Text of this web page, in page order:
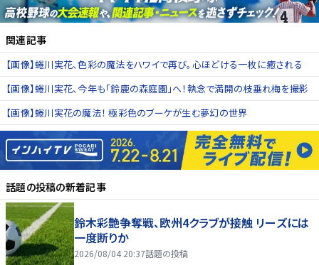
関連記事
【画像】蜷川実花、色彩の魔法をハワイで再び。心ほどける一枚に癒される
【画像】蜷川実花、今年も「鈴鹿の森庭園」へ！執念で満開の枝垂れ梅を撮影
【画像】蜷川実花の魔法！ 極彩色のブーケが生む夢幻の世界
話題の投稿の新着記事
鈴木彩艶争奪戦、欧州4クラブが接触 リーズには
一度断りか
2026/08/04 20:37話題の投稿